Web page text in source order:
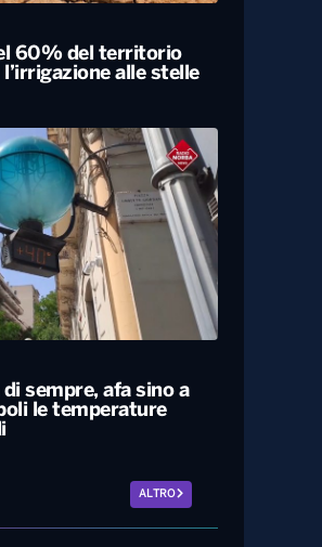
60% del territorio
alle stelle
di sempre, afa sino a
le temperature
ALTRO